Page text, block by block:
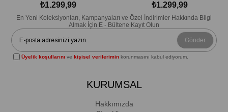
Yağ Yeşili
₺1.299,99
Mavi
₺1.299,99
En Yeni Koleksiyonları, Kampanyaları ve Özel İndirimler Hakkında Bilgi
Almak İçin E - Bültene Kayıt Olun
Gönder
Üyelik koşullarını ve kişisel verilerimin korunmasını kabul ediyorum.
KURUMSAL
Hakkımızda